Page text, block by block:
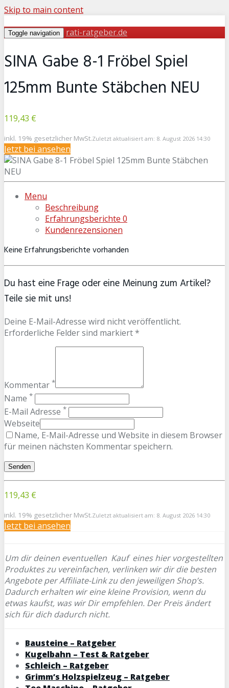
Skip to main content
Toggle navigation rati-ratgeber.de
SINA Gabe 8-1 Fröbel Spiel
125mm Bunte Stäbchen NEU
119,43 €
inkl. 19% gesetzlicher MwSt.Zuletzt aktualisiert am: 8. August 2026 14:30
Jetzt bei ansehen
Menu
Beschreibung
Erfahrungsberichte 0
Kundenrezensionen
Keine Erfahrungsberichte vorhanden
Du hast eine Frage oder eine Meinung zum Artikel?
Teile sie mit uns!
Deine E-Mail-Adresse wird nicht veröffentlicht.
Erforderliche Felder sind markiert *
Kommentar *
Name *
E-Mail Adresse *
Webseite
Name, E-Mail-Adresse und Website in diesem Browser
für meinen nächsten Kommentar speichern.
119,43 €
inkl. 19% gesetzlicher MwSt.Zuletzt aktualisiert am: 8. August 2026 14:30
Jetzt bei ansehen
Um dir deinen eventuellen Kauf eines hier vorgestellten
Produktes zu vereinfachen, verlinken wir dir die besten
Angebote per Affiliate-Link zu den jeweiligen Shop’s.
Dadurch erhalten wir eine kleine Provision, wenn du
etwas kaufst, was wir Dir empfehlen. Der Preis ändert
sich für dich dadurch nicht.
Bausteine – Ratgeber
Kugelbahn – Test & Ratgeber
Schleich – Ratgeber
Grimm’s Holzspielzeug – Ratgeber